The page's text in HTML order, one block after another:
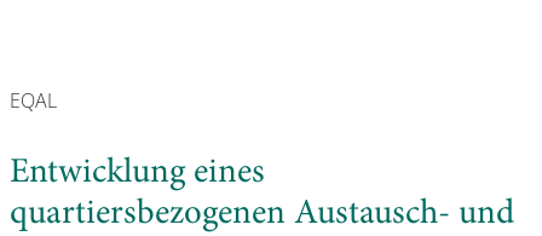
EQAL
Entwicklung eines
quartiersbezogenen Austausch- und